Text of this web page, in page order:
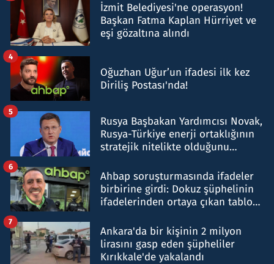
İzmit Belediyesi'ne operasyon!
Başkan Fatma Kaplan Hürriyet ve
eşi gözaltına alındı
Oğuzhan Uğur’un ifadesi ilk kez
Diriliş Postası'nda!
4
Rusya Başbakan Yardımcısı Novak,
Rusya-Türkiye enerji ortaklığının
stratejik nitelikte olduğunu
5
Ahbap soruşturmasında ifadeler
birbirine girdi: Dokuz şüphelinin
ifadelerinden ortaya çıkan tablo
6
Ankara'da bir kişinin 2 milyon
lirasını gasp eden şüpheliler
Kırıkkale'de yakalandı
7